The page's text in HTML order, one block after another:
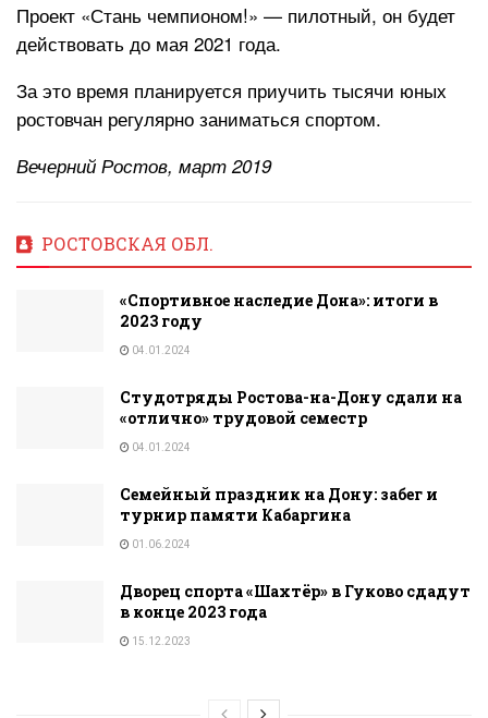
Проект «Стань чемпионом!» — пилотный, он будет
действовать до мая 2021 года.
За это время планируется приучить тысячи юных
ростовчан регулярно заниматься спортом.
Вечерний Ростов, март 2019
РОСТОВСКАЯ ОБЛ.
«Спортивное наследие Дона»: итоги в
2023 году
04.01.2024
Студотряды Ростова-на-Дону сдали на
«отлично» трудовой семестр
04.01.2024
Семейный праздник на Дону: забег и
турнир памяти Кабаргина
01.06.2024
Дворец спорта «Шахтёр» в Гуково сдадут
в конце 2023 года
15.12.2023